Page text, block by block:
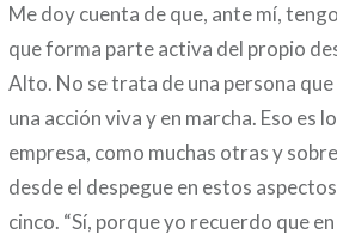
Me doy cuenta de que, ante mí,
que forma parte activa del propio
Alto. No se trata de una persona
una acción viva y en marcha. Eso es
empresa, como muchas otras y
desde el despegue en estos
cinco. “Sí, porque yo recuerdo que